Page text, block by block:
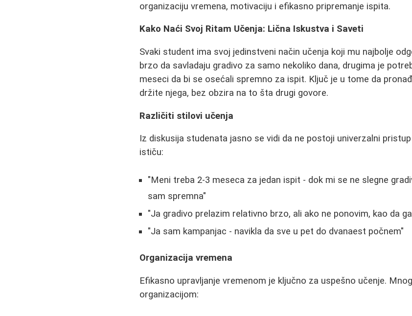
organizaciju vremena, motivaciju i efikasno pripremanje ispita.
Kako Naći Svoj Ritam Učenja: Lična Iskustva i Saveti
Svaki student ima svoj jedinstveni način učenja koji mu najbolje
brzo da savladaju gradivo za samo nekoliko dana, drugima je
meseci da bi se osećali spremno za ispit. Ključ je u tome da
držite njega, bez obzira na to šta drugi govore.
Različiti stilovi učenja
Iz diskusija studenata jasno se vidi da ne postoji univerzalni
ističu:
"Meni treba 2-3 meseca za jedan ispit - dok mi se ne slegne
sam spremna"
"Ja gradivo prelazim relativno brzo, ali ako ne ponovim, kao da
"Ja sam kampanjac - navikla da sve u pet do dvanaest počnem"
Organizacija vremena
Efikasno upravljanje vremenom je ključno za uspešno učenje.
organizacijom: